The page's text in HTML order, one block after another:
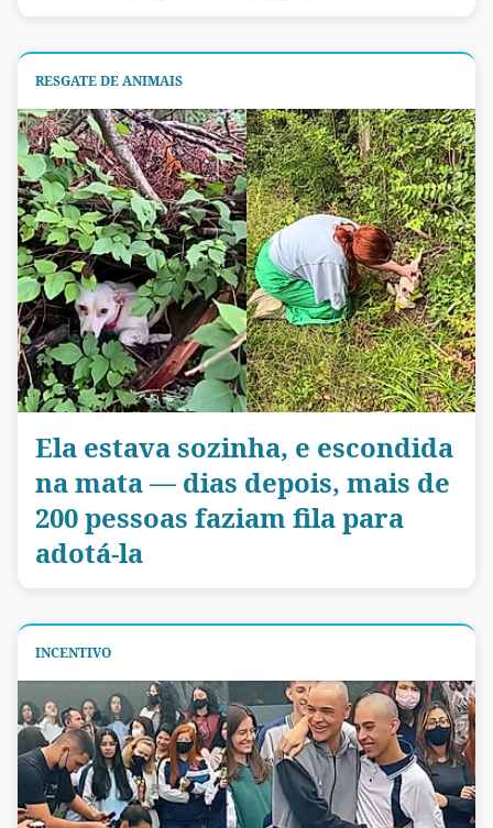
RESGATE DE ANIMAIS
Ela estava sozinha, e escondida
na mata — dias depois, mais de
200 pessoas faziam fila para
adotá-la
INCENTIVO